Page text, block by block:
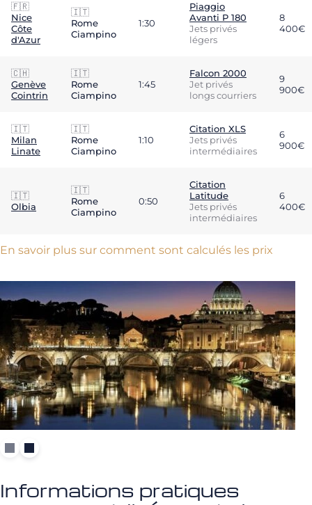
🇫🇷
Nice
Côte
d'Azur
🇮🇹
Rome
Ciampino
1:30
Piaggio
Avanti P 180
Jets privés
légers
8
400€
🇨🇭
Genève
Cointrin
🇮🇹
Rome
Ciampino
1:45
Falcon 2000
Jet privés
longs courriers
9
900€
🇮🇹
Milan
Linate
🇮🇹
Rome
Ciampino
1:10
Citation XLS
Jets privés
intermédiaires
6
900€
🇮🇹
Olbia
🇮🇹
Rome
Ciampino
0:50
Citation
Latitude
Jets privés
intermédiaires
6
400€
En savoir plus sur comment sont calculés les prix
Informations pratiques